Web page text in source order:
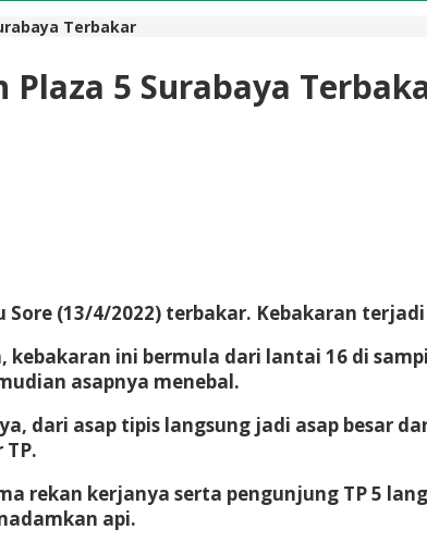
Terbakar
5 Surabaya
Sore (13/4/2022) terbakar. Kebakaran
kebakaran ini bermula dari lantai 16 di
asapnya menebal.
dari asap tipis langsung jadi asap besar
rekan kerjanya serta pengunjung TP 5
api.